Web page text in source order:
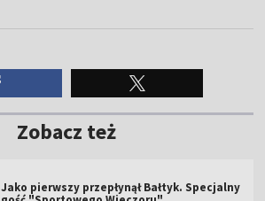
Zobacz też
Jako pierwszy przepłynął Bałtyk. Specjalny